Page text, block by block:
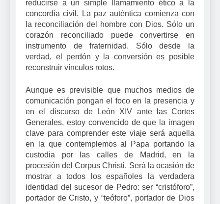
reducirse a un simple llamamiento ético a la
concordia civil. La paz auténtica comienza con
la reconciliación del hombre con Dios. Sólo un
corazón reconciliado puede convertirse en
instrumento de fraternidad. Sólo desde la
verdad, el perdón y la conversión es posible
reconstruir vínculos rotos.
Aunque es previsible que muchos medios de
comunicación pongan el foco en la presencia y
en el discurso de León XIV ante las Cortes
Generales, estoy convencido de que la imagen
clave para comprender este viaje será aquella
en la que contemplemos al Papa portando la
custodia por las calles de Madrid, en la
procesión del Corpus Christi. Será la ocasión de
mostrar a todos los españoles la verdadera
identidad del sucesor de Pedro: ser “cristóforo”,
portador de Cristo, y “teóforo”, portador de Dios